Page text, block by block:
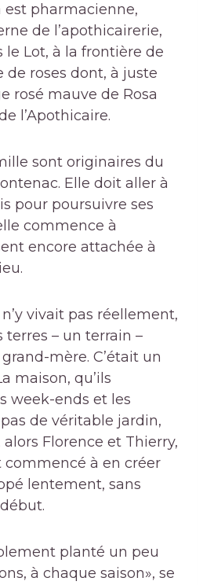
est pharmacienne,
de l’apothicairerie,
le Lot, à la frontière de
de roses dont, à juste
rosé mauve de Rosa
l’Apothicaire.
sont originaires du
Elle doit aller à
pour poursuivre ses
commence à
encore attachée à
vivait pas réellement,
terres – un terrain –
mère. C’était un
maison, qu’ils
week-ends et les
de véritable jardin,
Florence et Thierry,
à en créer
lentement, sans
planté un peu
à chaque saison», se